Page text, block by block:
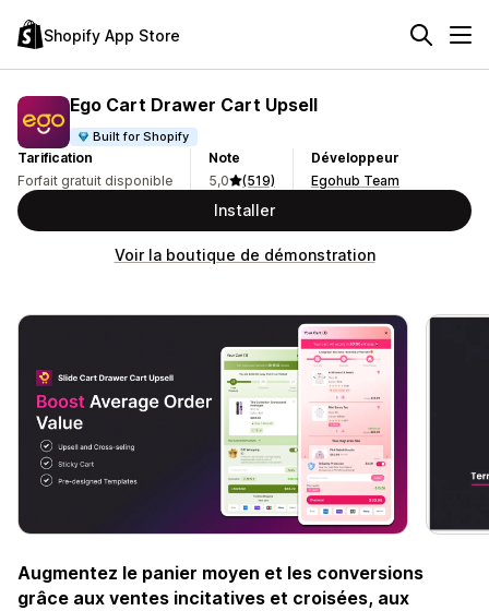
Shopify App Store
Ego Cart Drawer Cart Upsell
Built for Shopify
Tarification
Forfait gratuit disponible
Note
5,0
(519)
Développeur
Egohub Team
Installer
Voir la boutique de démonstration
Augmentez le panier moyen et les conversions
grâce aux ventes incitatives et croisées, aux